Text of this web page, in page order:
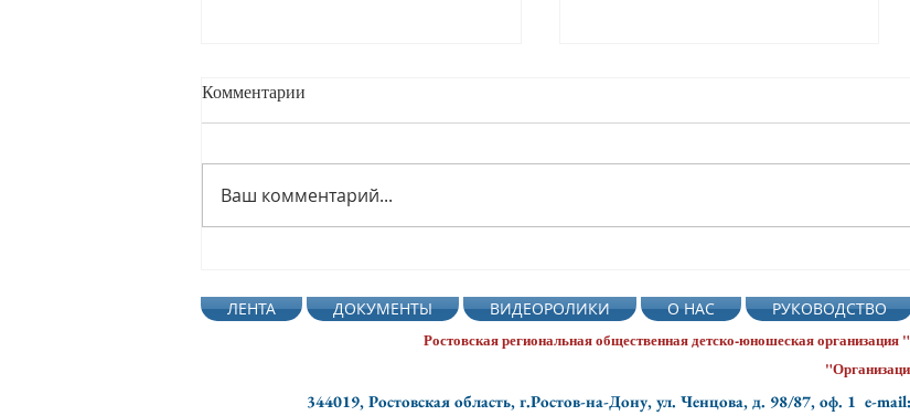
итоги работы
СтаницаКутейниковская
Комментарии
Ваш комментарий...
ЛЕНТА ДОКУМЕНТЫ ВИДЕОРОЛИКИ О НАС РУКОВОДСТВО
Ростовская региональная общественнаядетско-юношеская
344019, Ростовская область, г.Ростов-на-Дону, ул. Ченцова, д. 98/87, оф. 1 e-